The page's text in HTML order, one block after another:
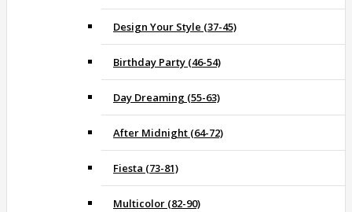
Design Your Style (37-45)
Birthday Party (46-54)
Day Dreaming (55-63)
After Midnight (64-72)
Fiesta (73-81)
Multicolor (82-90)